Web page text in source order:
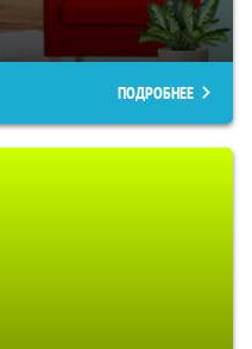
ПОДРОБНЕЕ